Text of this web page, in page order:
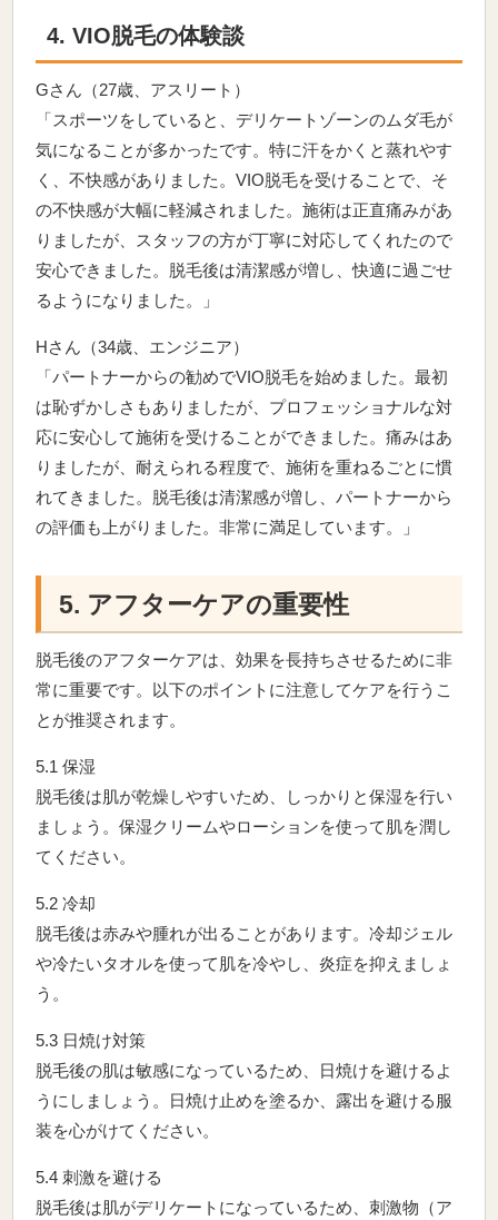
4. VIO脱毛の体験談
Gさん（27歳、アスリート）
「スポーツをしていると、デリケートゾーンのムダ毛が
気になることが多かったです。特に汗をかくと蒸れやす
く、不快感がありました。VIO脱毛を受けることで、そ
の不快感が大幅に軽減されました。施術は正直痛みがあ
りましたが、スタッフの方が丁寧に対応してくれたので
安心できました。脱毛後は清潔感が増し、快適に過ごせ
るようになりました。」
Hさん（34歳、エンジニア）
「パートナーからの勧めでVIO脱毛を始めました。最初
は恥ずかしさもありましたが、プロフェッショナルな対
応に安心して施術を受けることができました。痛みはあ
りましたが、耐えられる程度で、施術を重ねるごとに慣
れてきました。脱毛後は清潔感が増し、パートナーから
の評価も上がりました。非常に満足しています。」
5. アフターケアの重要性
脱毛後のアフターケアは、効果を長持ちさせるために非
常に重要です。以下のポイントに注意してケアを行うこ
とが推奨されます。
5.1 保湿
脱毛後は肌が乾燥しやすいため、しっかりと保湿を行い
ましょう。保湿クリームやローションを使って肌を潤し
てください。
5.2 冷却
脱毛後は赤みや腫れが出ることがあります。冷却ジェル
や冷たいタオルを使って肌を冷やし、炎症を抑えましょ
う。
5.3 日焼け対策
脱毛後の肌は敏感になっているため、日焼けを避けるよ
うにしましょう。日焼け止めを塗るか、露出を避ける服
装を心がけてください。
5.4 刺激を避ける
脱毛後は肌がデリケートになっているため、刺激物（ア